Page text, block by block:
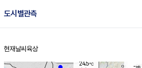
도시별관측
홈
현재날씨 육상
양주
-m/s
24.5℃